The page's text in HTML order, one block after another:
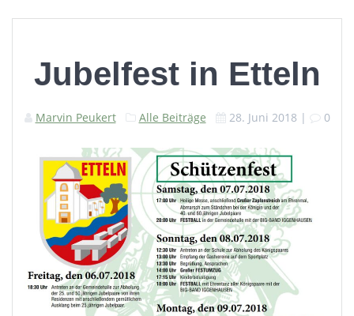
Jubelfest in Etteln
Marvin Peukert Alle Beiträge 28. Juni 2018 | 0